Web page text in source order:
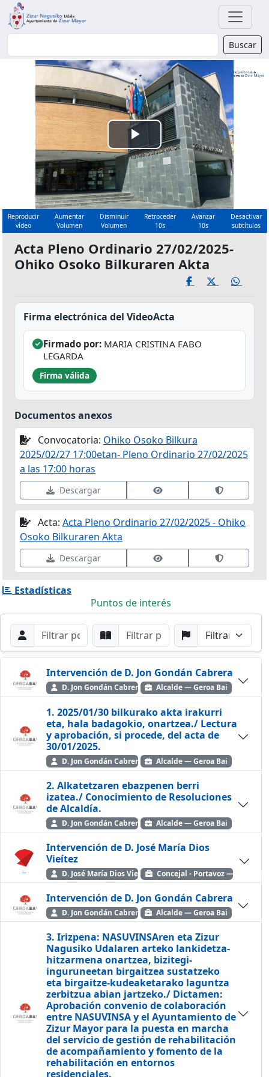
Buscador Buscar
Reproducir
Vídeo
Reproducir
vídeo
Aumentar
Volumen
Disminuir
Volumen
Retroceder
10s
Avanzar
10s
Desactivar
subtítulos
Acta Pleno Ordinario 27/02/2025-
Ohiko Osoko Bilkuraren Akta
Firma electrónica del VideoActa
Firmado por: MARIA CRISTINA FABO
LEGARDA
Firma válida
Documentos anexos
Convocatoria: Ohiko Osoko Bilkura
2025/02/27 17:00etan- Pleno Ordinario 27/02/2025
a las 17:00 horas
Descargar Ver datos de firmaValidar
Acta: Acta Pleno Ordinario 27/02/2025 - Ohiko
Osoko Bilkuraren Akta
Descargar Ver datos de firmaValidar
Estadísticas
Puntos de interés
Filtros de búsqueda
Buscar por OradorBuscar por Punto Buscar por Partido
Buscar
Intervención de D. Jon Gondán Cabrera
D. Jon Gondán Cabrera Alcalde — Geroa Bai
1. 2025/01/30 bilkurako akta irakurri
eta, hala badagokio, onartzea./ Lectura
y aprobación, si procede, del acta de
30/01/2025.
D. Jon Gondán Cabrera Alcalde — Geroa Bai
2. Alkatetzaren ebazpenen berri
izatea./ Conocimiento de Resoluciones
de Alcaldía.
D. Jon Gondán Cabrera Alcalde — Geroa Bai
Intervención de D. José María Dios
Vieítez
D. José María Dios Vieítez Concejal - Portavoz — Union
Intervención de D. Jon Gondán Cabrera
D. Jon Gondán Cabrera Alcalde — Geroa Bai
3. Irizpena: NASUVINSAren eta Zizur
Nagusiko Udalaren arteko lankidetza-
hitzarmena onartzea, bizitegi-
inguruneetan birgaitzea sustatzeko
eta birgaitze-kudeaketarako laguntza
zerbitzua abian jartzeko./ Dictamen:
Aprobación convenio de colaboración
entre NASUVINSA y el Ayuntamiento de
Zizur Mayor para la puesta en marcha
del servicio de gestión de rehabilitación
de acompañamiento y fomento de la
rehabilitación en entornos
residenciales.